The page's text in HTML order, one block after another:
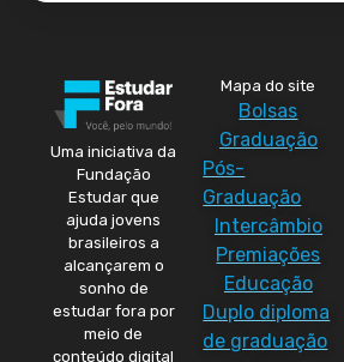
Uma iniciativa da
Fundação
Estudar que
ajuda jovens
brasileiros a
alcançarem o
sonho de
estudar fora por
meio de
conteúdo digital
Mapa do site
Bolsas
Graduação
Pós-
Graduação
Intercâmbio
Premiações
Educação
Duplo diploma
de graduação